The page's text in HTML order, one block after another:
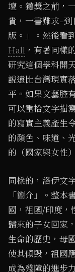
壇。獲獎之前，
貴，一書難求–
版。」。然後看
Hall ，有著同樣
研究這個學科開
說遠比台灣現實
平。如果文藝腔
可以重拾文字描
的寫實主義產生
的顏色、味道、
的（國家與女性
同樣的，洛伊文
「簡介」。整
國，祖國/印度，
歸來的子女回家
生命的歷史，母
使其傾毀，祖國
成為殘障的進步